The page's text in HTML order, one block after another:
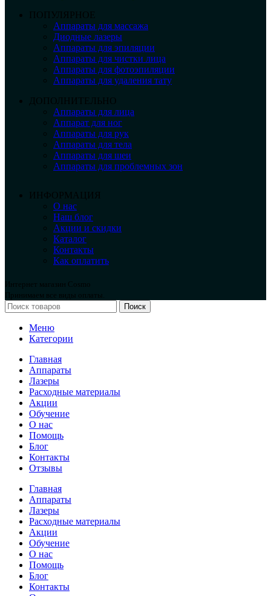
ПОПУЛЯРНОЕ
Аппараты для массажа
Диодные лазеры
Аппараты для эпиляции
Аппараты для чистки лица
Аппараты для фотоэпиляции
Аппараты для удаления тату
ДОПОЛНИТЕЛЬНО
Аппараты для лица
Аппарат для ног
Аппараты для рук
Аппараты для тела
Аппараты для шеи
Аппараты для проблемных зон
ИНФОРМАЦИЯ
О нас
Наш блог
Акции и скидки
Каталог
Контакты
Как оплатить
Интернет магазин Cosmo
Принимаем все виды оплаты.
Поиск
Меню
Категории
Главная
Аппараты
Лазеры
Расходные материалы
Акции
Обучение
О нас
Помощь
Блог
Контакты
Отзывы
Главная
Аппараты
Лазеры
Расходные материалы
Акции
Обучение
О нас
Помощь
Блог
Контакты